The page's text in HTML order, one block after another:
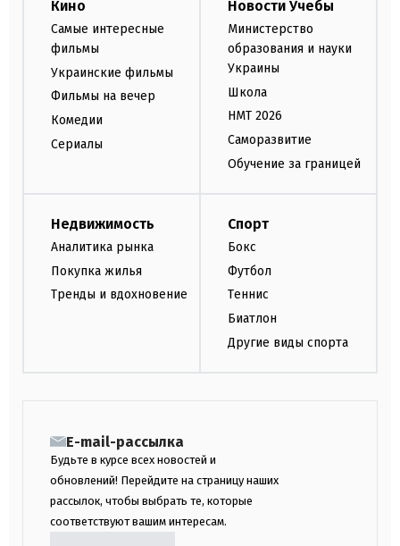
Кино
Самые интересные
фильмы
Украинские фильмы
Фильмы на вечер
Комедии
Сериалы
Новости Учебы
Министерство
образования и науки
Украины
Школа
НМТ 2026
Саморазвитие
Обучение за границей
Недвижимость
Аналитика рынка
Покупка жилья
Тренды и вдохновение
Спорт
Бокс
Футбол
Теннис
Биатлон
Другие виды спорта
E-mail-рассылка
Будьте в курсе всех новостей и
обновлений! Перейдите на страницу наших
рассылок, чтобы выбрать те, которые
соответствуют вашим интересам.